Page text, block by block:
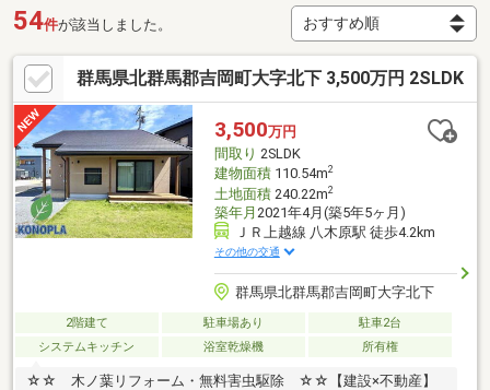
54件が該当しました。
群馬県北群馬郡吉岡町大字北下 3,500万円 2SLDK
3,500万円
間取り 2SLDK
建物面積110.54m2
土地面積240.22m2
築年月 2021年4月(築5年5ヶ月)
ＪＲ上越線 八木原駅 徒歩4.2km
その他の交通
群馬県北群馬郡吉岡町大字北下
2階建て 駐車場あり
駐車2台
システムキッチン
浴室乾燥機 所有権
☆☆ 木ノ葉リフォーム・無料害虫駆除 ☆☆【建設×不動産】